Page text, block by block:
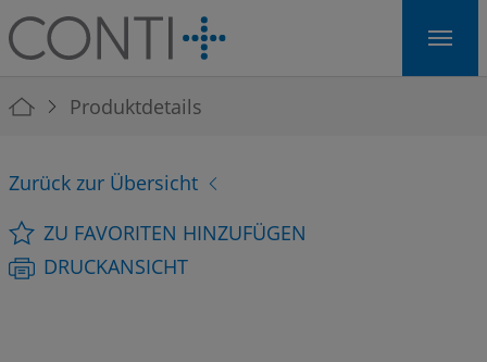
Skip to main navigation
Skip to main content
Skip to page footer
You are here:
Produktdetails
Zurück zur Übersicht
ZU FAVORITEN HINZUFÜGEN
DRUCKANSICHT